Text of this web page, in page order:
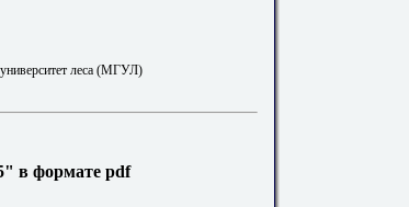
леса (МГУЛ)
в формате pdf